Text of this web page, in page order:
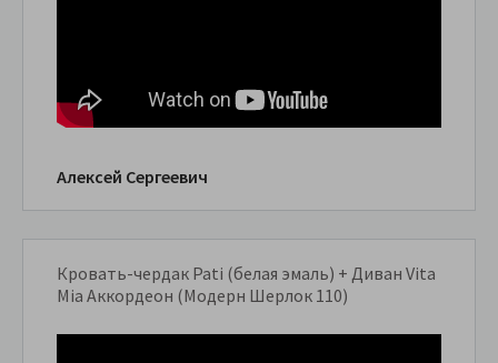
Алексей Сергеевич
Кровать-чердак Pati (белая эмаль) + Диван Vita
Mia Аккордеон (Модерн Шерлок 110)